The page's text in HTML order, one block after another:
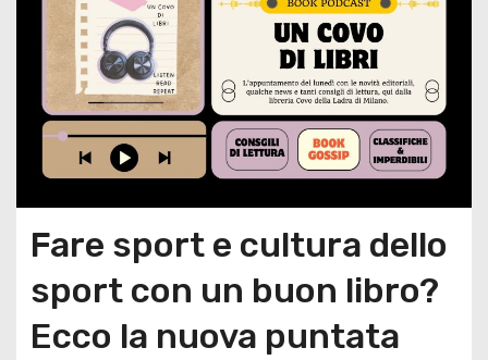
Fare sport e cultura dello
sport con un buon libro?
Ecco la nuova puntata